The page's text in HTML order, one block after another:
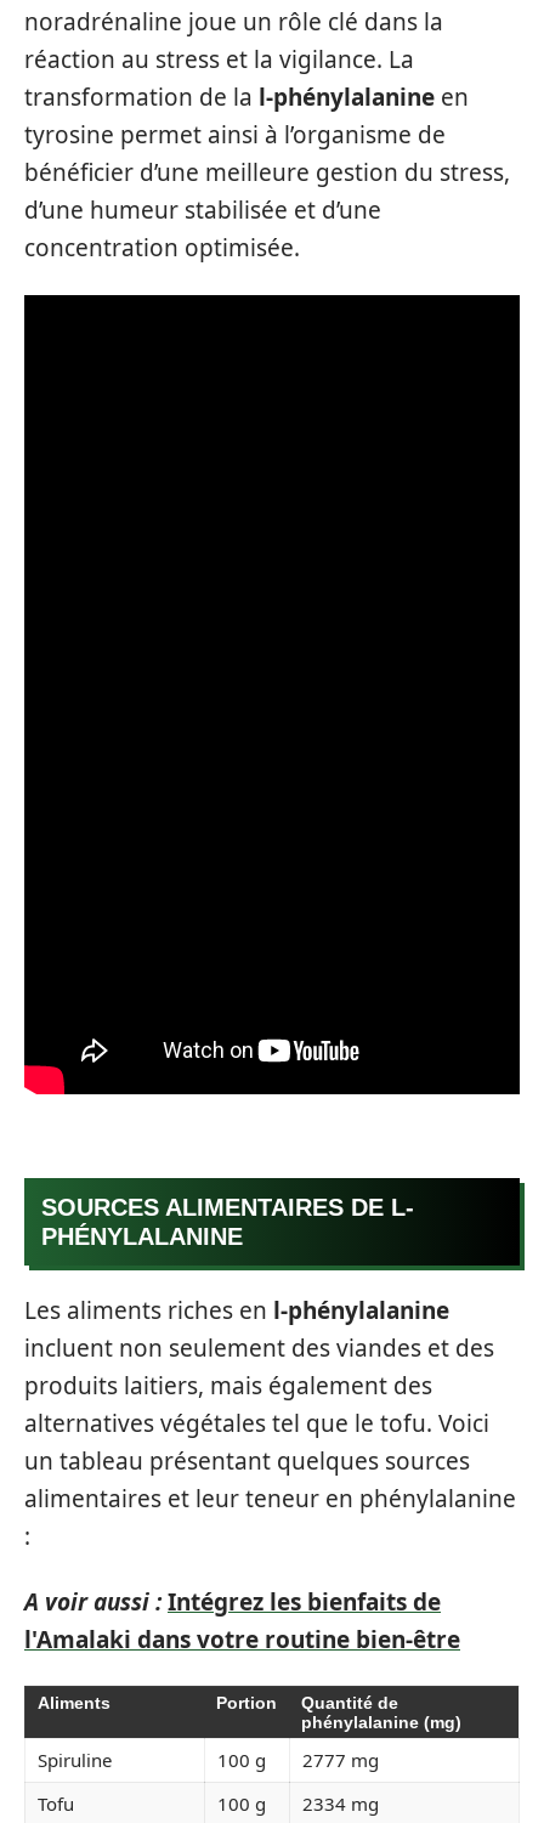
noradrénaline joue un rôle clé dans la
réaction au stress et la vigilance. La
transformation de la l-phénylalanine en
tyrosine permet ainsi à l’organisme de
bénéficier d’une meilleure gestion du stress,
d’une humeur stabilisée et d’une
concentration optimisée.
SOURCES ALIMENTAIRES DE L-
PHÉNYLALANINE
Les aliments riches en l-phénylalanine
incluent non seulement des viandes et des
produits laitiers, mais également des
alternatives végétales tel que le tofu. Voici
un tableau présentant quelques sources
alimentaires et leur teneur en phénylalanine
:
A voir aussi :Intégrez les bienfaits de
l'Amalaki dans votre routine bien-être
Aliments Portion
Quantité de
phénylalanine (mg)
Spiruline 100 g
2777 mg
Tofu
100 g
2334 mg